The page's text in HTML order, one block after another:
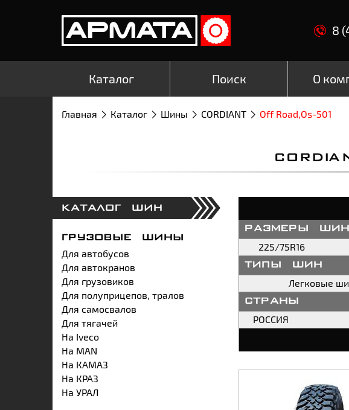
8
Каталог Поиск О
Главная Каталог Шины CORDIANT Off Road,Os-501
КАТАЛОГ ШИН
ГРУЗОВЫЕ ШИНЫ
Для автобусов
Для автокранов
Для грузовиков
Для полуприцепов, тралов
Для самосвалов
Для тягачей
На Iveco
На MAN
На КАМАЗ
На КРАЗ
На УРАЛ
размеры шин
225/75R16
типы шин
Легковые
страны
РОССИЯ